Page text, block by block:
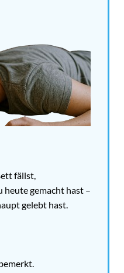
fällst,
heute gemacht hast –
gelebt hast.